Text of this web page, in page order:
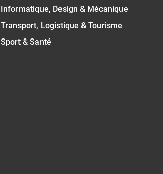
Informatique, Design & Mécanique
Transport, Logistique & Tourisme
Sport & Santé